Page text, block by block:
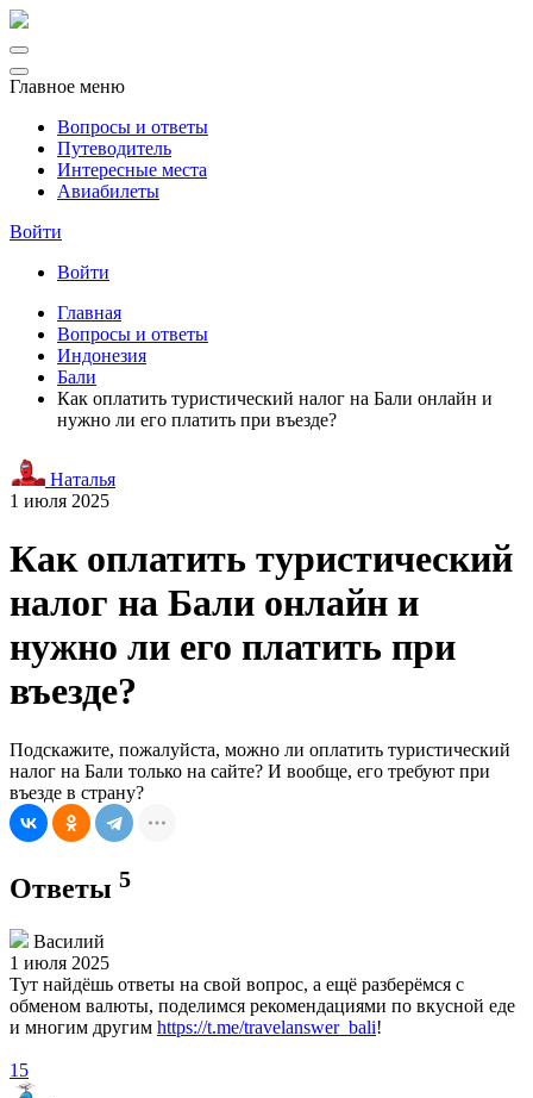
Главное меню
Вопросы и ответы
Путеводитель
Интересные места
Авиабилеты
Войти
Войти
Главная
Вопросы и ответы
Индонезия
Бали
Как оплатить туристический налог на Бали онлайн и
нужно ли его платить при въезде?
Наталья
1 июля 2025
Как оплатить туристический
налог на Бали онлайн и
нужно ли его платить при
въезде?
Подскажите, пожалуйста, можно ли оплатить туристический
налог на Бали только на сайте? И вообще, его требуют при
въезде в страну?
Ответы 5
Василий
1 июля 2025
Тут найдёшь ответы на свой вопрос, а ещё разберёмся с
обменом валюты, поделимся рекомендациями по вкусной еде
и многим другим https://t.me/travelanswer_bali!
15